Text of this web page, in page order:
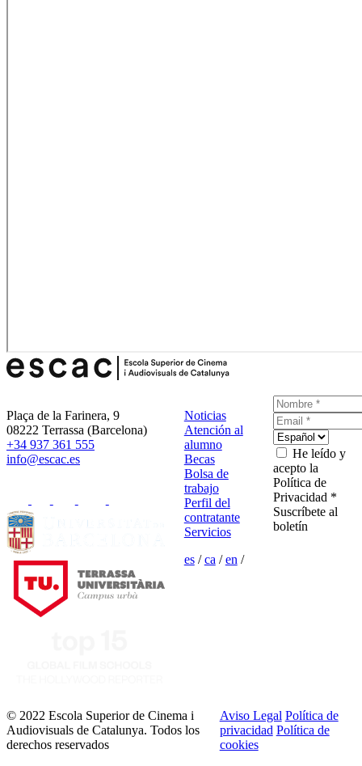
Plaça de la Farinera, 9
08222 Terrassa (Barcelona)
+34 937 361 555
info@escac.es
Noticias
Atención al
alumno
Becas
Bolsa de
trabajo
Perfil del
contratante
Servicios
es/ca /en /
He leído y
acepto la
Política de
Privacidad *
Suscríbete al
boletín
© 2022 Escola Superior de Cinema i
Audiovisuals de Catalunya. Todos los
derechos reservados
Aviso Legal Política de
privacidad Política de
cookies